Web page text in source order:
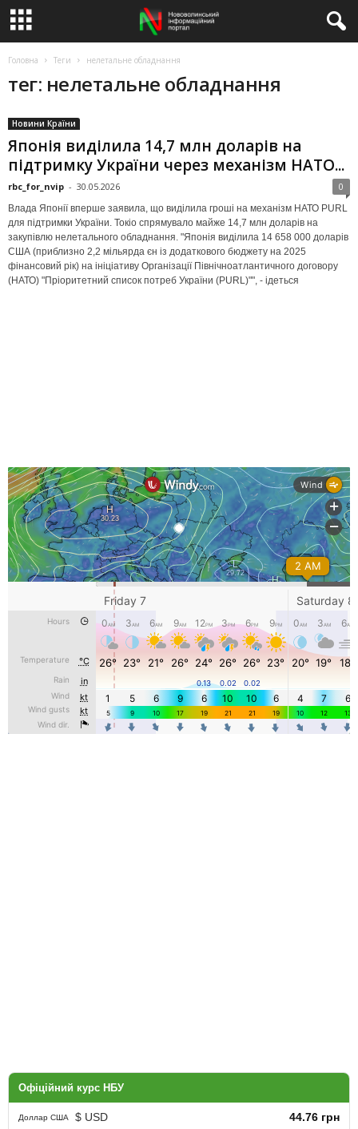
Головна Теги нелетальне обладнання
тег: нелетальне обладнання
Новини Країни
Японія виділила 14,7 млн доларів на
підтримку України через механізм НАТО...
rbc_for_nvip - 30.05.2026 0
Влада Японії вперше заявила, що виділила гроші на механізм НАТО PURL
для підтримки України. Токіо спрямувало майже 14,7 млн доларів на
закупівлю нелетального обладнання. "Японія виділила 14 658 000 доларів
США (приблизно 2,2 мільярда єн із додаткового бюджету на 2025
фінансовий рік) на ініціативу Організації Північноатлантичного договору
(НАТО) "Пріоритетний список потреб України (PURL)"", - ідеться
Офіційний курс НБУ
Доллар США $ USD 44.76 грн